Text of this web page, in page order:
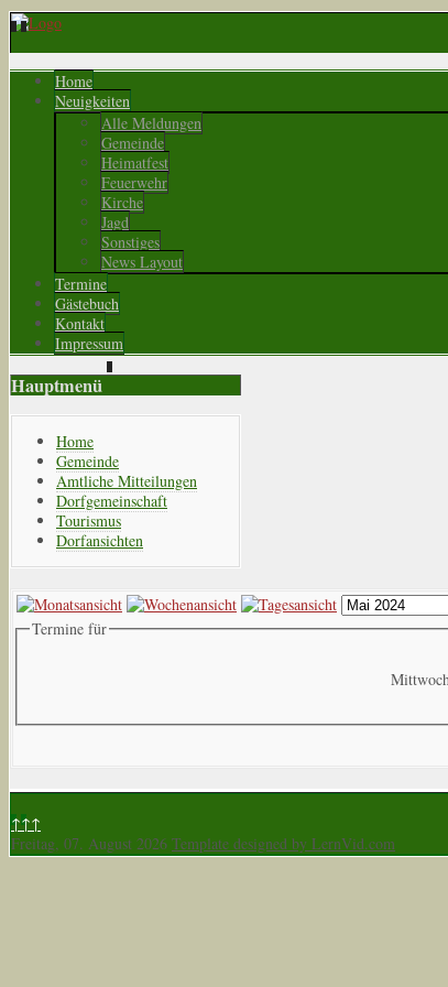
Home
Neuigkeiten
Alle Meldungen
Gemeinde
Heimatfest
Feuerwehr
Kirche
Jagd
Sonstiges
News Layout
Termine
Gästebuch
Kontakt
Impressum
Hauptmenü
Home
Gemeinde
Amtliche Mitteilungen
Dorfgemeinschaft
Tourismus
Dorfansichten
Termine für
↑↑↑
Freitag, 07. August 2026 Template designed by LernVid.com